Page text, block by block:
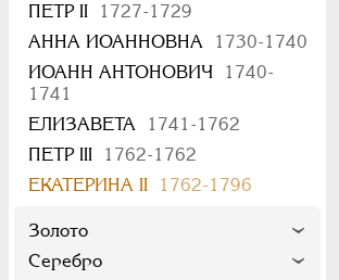
ПЕТР II
1727-1729
АННА ИОАННОВНА
1730-1740
ИОАНН АНТОНОВИЧ
1740-
1741
ЕЛИЗАВЕТА
1741-1762
ПЕТР III
1762-1762
ЕКАТЕРИНА II
1762-1796
Золото
Серебро